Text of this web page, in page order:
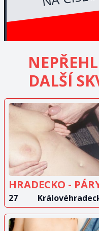
DALŠÍ
ZOBRAZIT
INZERÁT
HRADECKO -
27